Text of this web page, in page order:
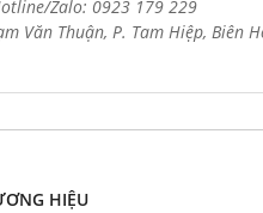
Zalo: 0923 179 229
Văn Thuận, P. Tam Hiệp, Biên
HIỆU